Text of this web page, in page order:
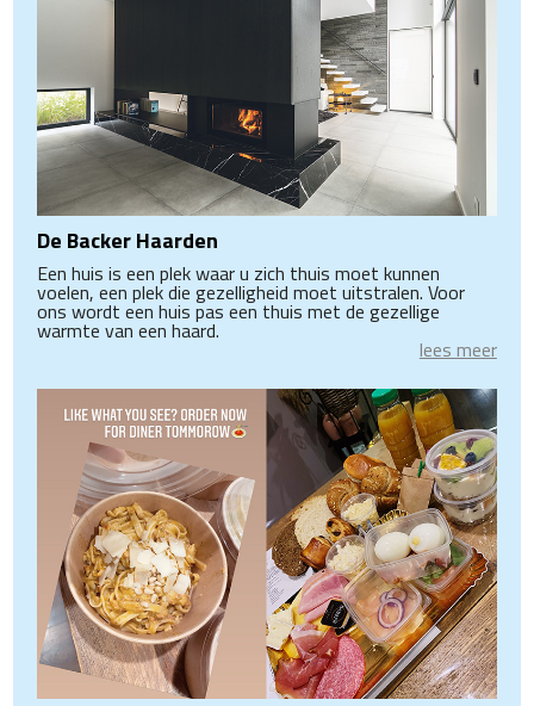
De Backer Haarden
Een huis is een plek waar u zich thuis moet kunnen
voelen, een plek die gezelligheid moet uitstralen. Voor
ons wordt een huis pas een thuis met de gezellige
warmte van een haard.
lees meer